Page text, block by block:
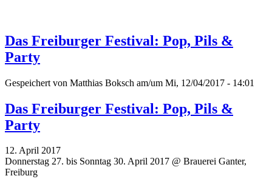
Das Freiburger Festival: Pop, Pils &
Party
Gespeichert von Matthias Boksch am/um Mi, 12/04/2017 - 14:01
Das Freiburger Festival: Pop, Pils &
Party
12. April 2017
Donnerstag 27. bis Sonntag 30. April 2017 @ Brauerei Ganter,
Freiburg